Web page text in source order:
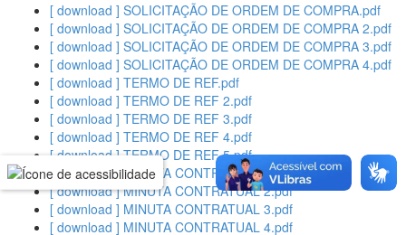
[ download ] SOLICITAÇÃO DE ORDEM DE COMPRA.pdf
[ download ] SOLICITAÇÃO DE ORDEM DE COMPRA 2.pdf
[ download ] SOLICITAÇÃO DE ORDEM DE COMPRA 3.pdf
[ download ] SOLICITAÇÃO DE ORDEM DE COMPRA 4.pdf
[ download ] TERMO DE REF.pdf
[ download ] TERMO DE REF 2.pdf
[ download ] TERMO DE REF 3.pdf
[ download ] TERMO DE REF 4.pdf
[ download ] TERMO DE REF 5.pdf
[ download ] MINUTA CONTRATUAL 1.pdf
[ download ] MINUTA CONTRATUAL 2.pdf
[ download ] MINUTA CONTRATUAL 3.pdf
[ download ] MINUTA CONTRATUAL 4.pdf